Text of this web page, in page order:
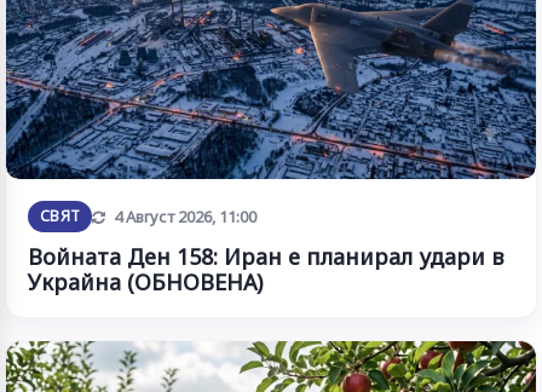
СВЯТ Обновена
4 Август 2026, 11:00
Войната Ден 158: Иран е планирал удари в
Украйна (ОБНОВЕНА)